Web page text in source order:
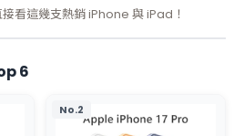
看這幾支熱銷 iPhone 與 iPad！
6
No.2